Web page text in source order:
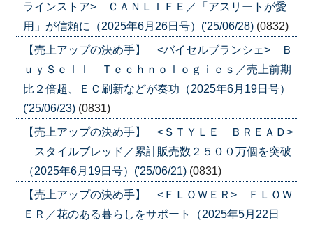
ラインストア> ＣＡＮＬＩＦＥ／「アスリートが愛
用」が信頼に（2025年6月26日号）('25/06/28) (0832)
【売上アップの決め手】 <バイセルブランシェ> Ｂ
ｕｙＳｅｌｌ Ｔｅｃｈｎｏｌｏｇｉｅｓ／売上前期
比２倍超、ＥＣ刷新などが奏功（2025年6月19日号）
('25/06/23) (0831)
【売上アップの決め手】 <ＳＴＹＬＥ ＢＲＥＡＤ>
スタイルブレッド／累計販売数２５００万個を突破
（2025年6月19日号）('25/06/21) (0831)
【売上アップの決め手】 <ＦＬＯＷＥＲ> ＦＬＯＷ
ＥＲ／花のある暮らしをサポート（2025年5月22日